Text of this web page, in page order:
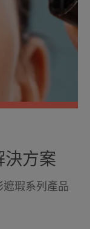
決方案
遮瑕系列產品